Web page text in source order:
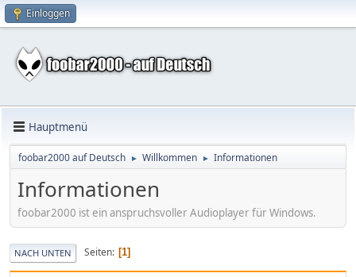
Einloggen
Hauptmenü
foobar2000 auf Deutsch ► Willkommen ► Informationen
Informationen
foobar2000 ist ein anspruchsvoller Audioplayer für Windows.
NACH UNTEN Seiten 1